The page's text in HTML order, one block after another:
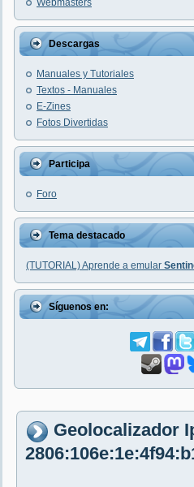
Webmasters
Descargas
Manuales y Tutoriales
Textos - Manuales
E-Zines
Fotos Divertidas
Participa
Foro
Tema destacado
(TUTORIAL) Aprende a emular
Síguenos en:
Geolocalizador